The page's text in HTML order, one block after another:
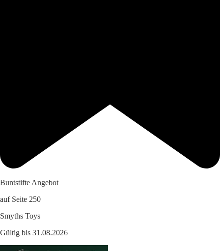
Buntstifte Angebot
auf Seite 250
Smyths Toys
Gültig bis 31.08.2026